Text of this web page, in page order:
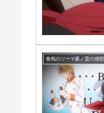
食戟のソーマ豪ノ皿の感想